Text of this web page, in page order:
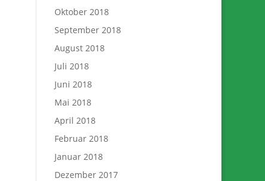
Oktober 2018
September 2018
August 2018
Juli 2018
Juni 2018
Mai 2018
April 2018
Februar 2018
Januar 2018
Dezember 2017